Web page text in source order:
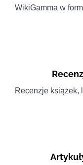
WikiGamma w
Recenzje książek,